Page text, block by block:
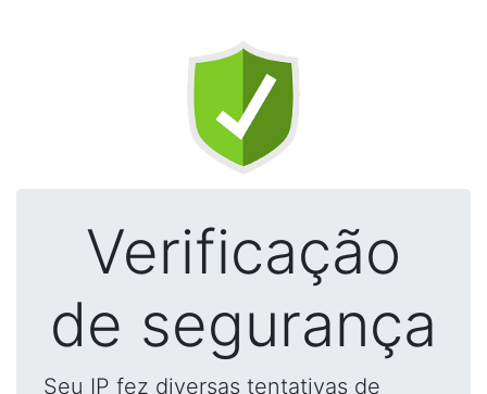
Verificação
de segurança
Seu IP fez diversas tentativas de